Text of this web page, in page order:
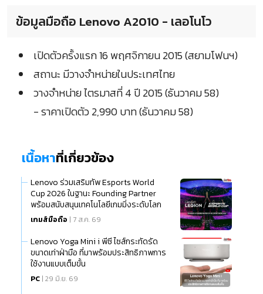
ข้อมูลมือถือ Lenovo A2010 - เลอโนโว
เปิดตัวครั้งแรก 16 พฤศจิกายน 2015 (สยามโฟนฯ)
สถานะ มีวางจำหน่ายในประเทศไทย
วางจำหน่าย ไตรมาสที่ 4 ปี 2015 (ธันวาคม 58)
- ราคาเปิดตัว 2,990 บาท (ธันวาคม 58)
เนื้อหาที่เกี่ยวข้อง
Lenovo ร่วมเสริมทัพ Esports World
Cup 2026 ในฐานะ Founding Partner
พร้อมสนับสนุนเทคโนโลยีเกมมิ่งระดับโลก
เกมส์มือถือ | 7 ส.ค. 69
Lenovo Yoga Mini i พีซี ไซส์กระทัดรัด
ขนาดเท่าฝ่ามือ ที่มาพร้อมประสิทธิภาพการ
ใช้งานแบบเต็มขั้น
PC | 29 มิ.ย. 69